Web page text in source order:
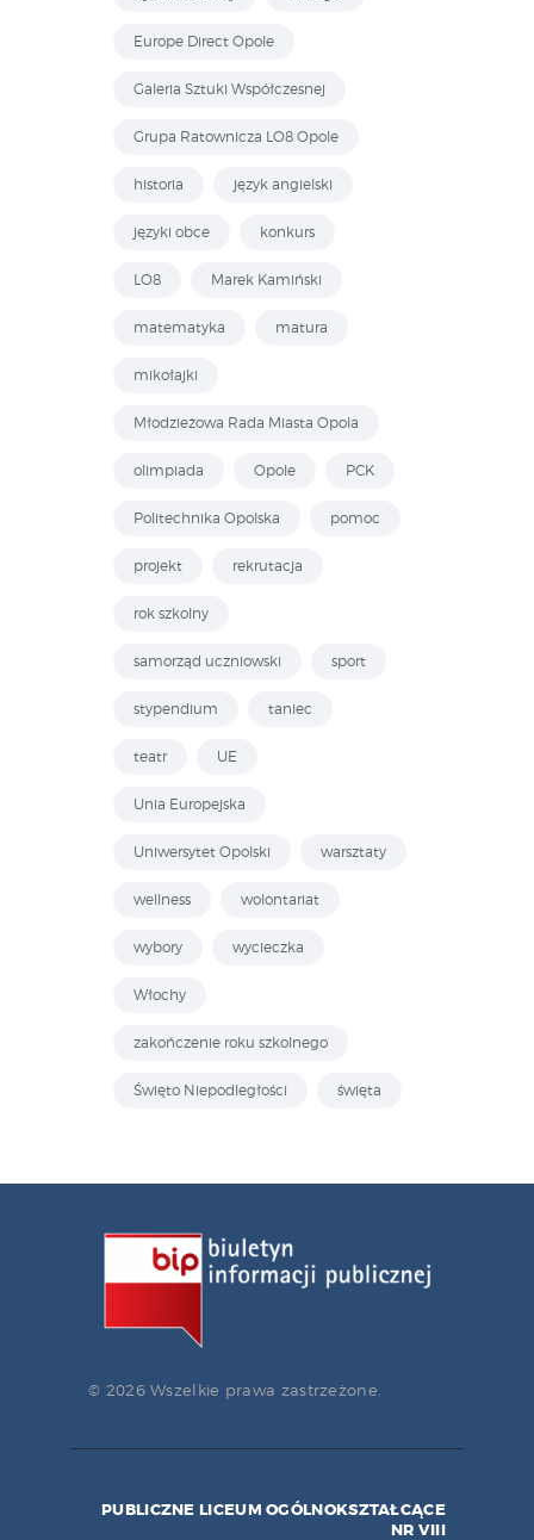
Europe Direct Opole
Galeria Sztuki Współczesnej
Grupa Ratownicza LO8 Opole
historia język angielski
języki obce konkurs
LO8 Marek Kamiński
matematyka matura
mikołajki
Młodzieżowa Rada Miasta Opola
olimpiada Opole PCK
Politechnika Opolska pomoc
projekt rekrutacja
rok szkolny
samorząd uczniowski sport
stypendium taniec
teatr UE
Unia Europejska
Uniwersytet Opolski warsztaty
wellness wolontariat
wybory wycieczka
Włochy
zakończenie roku szkolnego
Święto Niepodległości święta
© 2026 Wszelkie prawa zastrzeżone.
PUBLICZNE LICEUM OGÓLNOKSZTAŁCĄCE
NR VIII